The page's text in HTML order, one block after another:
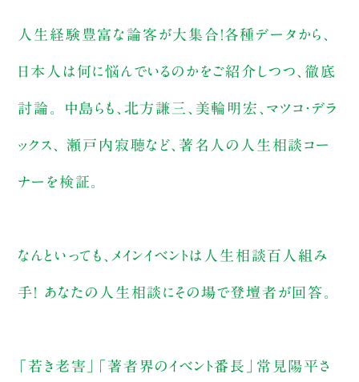
人生経験豊富な論客が大集合！各種データから、
日本人は何に悩んでいるのかをご紹介しつつ、徹底
討論。 中島らも、北方謙三、美輪明宏、マツコ・デラ
ックス、 瀬戸内寂聴など、著名人の人生相談コー
ナーを検証。
なんといっても、メインイベントは人生相談百人組み
手！ あなたの人生相談にその場で登壇者が回答。
「若き老害」「著者界のイベント番長」常見陽平さ